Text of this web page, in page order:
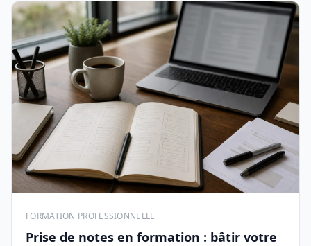
FORMATION PROFESSIONNELLE
Prise de notes en formation : bâtir votre